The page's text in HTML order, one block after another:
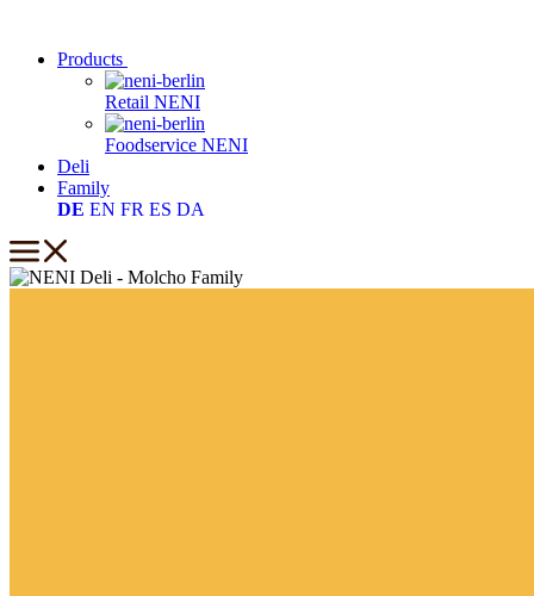
Products
Retail NENI
Foodservice NENI
Deli
Family
DE EN FR ES DA